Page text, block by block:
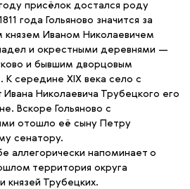
присёлок достался роду
года Гольяново значится за
князем Иваном Николаевичем
и окрестными деревнями —
и бывшим дворцовым
К середине XIX века село с
Николаевича Трубецкого его
Вскоре Гольяново с
отошло её сыну Петру
сенатору.
аллегорически напоминает о
территория округа
князей Трубецких.